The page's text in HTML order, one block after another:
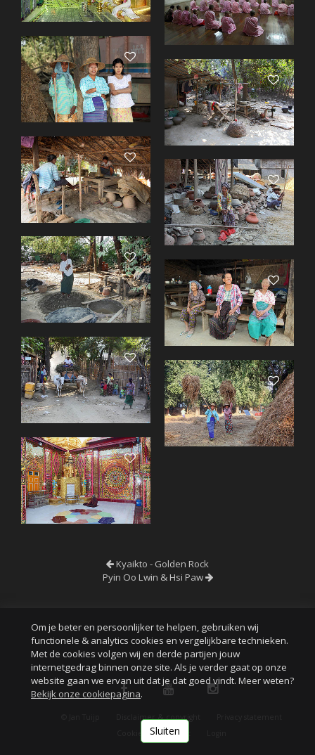
Kyaikto - Golden Rock
Pyin Oo Lwin & Hsi Paw
Contact
Om je beter en persoonlijker te helpen, gebruiken wij
functionele & analytics cookies en vergelijkbare technieken.
Met de cookies volgen wij en derde partijen jouw
internetgedrag binnen onze site. Als je verder gaat op onze
website gaan we ervan uit dat je dat goed vindt. Meer weten?
Bekijk onze cookiepagina.
Sluiten